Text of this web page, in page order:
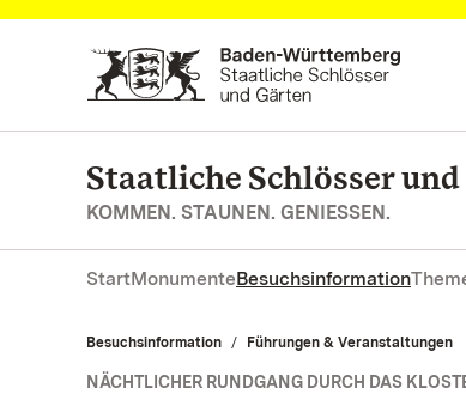
Zum Hauptinhalt springen
Staatliche Schlösser
KOMMEN. STAUNEN. GENIESSEN.
StartMonumenteBesuchsinformation
Besuchsinformation Führungen & Veranstaltungen
NÄCHTLICHER RUNDGANG DURCH DAS